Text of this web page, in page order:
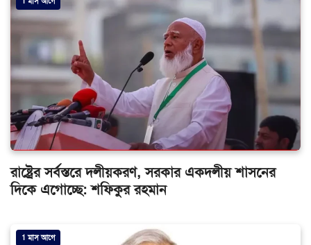
রাষ্ট্রের সর্বস্তরে দলীয়করণ, সরকার একদলীয় শাসনের
দিকে এগোচ্ছে: শফিকুর রহমান
1 মাস আগে